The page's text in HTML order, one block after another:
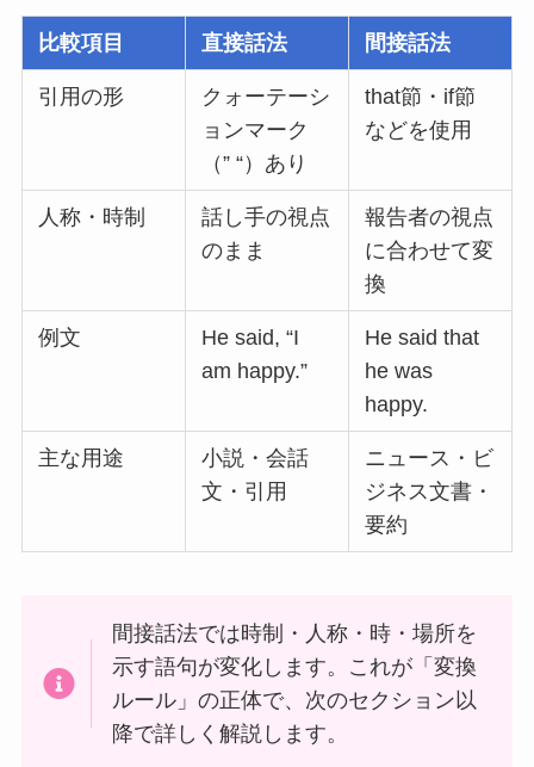
比較項目 直接話法 間接話法
引用の形
クォーテーシ
ョンマーク
（” “）あり
that節・if節
などを使用
人称・時制
話し手の視点
のまま
報告者の視点
に合わせて変
換
例文
He said, “I
am happy.”
He said that
he was
happy.
主な用途
小説・会話
文・引用
ニュース・ビ
ジネス文書・
要約
間接話法では時制・人称・時・場所を
示す語句が変化します。これが「変換
ルール」の正体で、次のセクション以
降で詳しく解説します。